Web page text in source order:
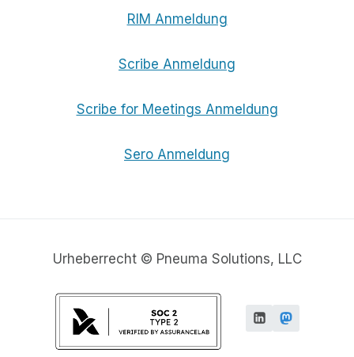
RIM Anmeldung
Scribe Anmeldung
Scribe for Meetings Anmeldung
Sero Anmeldung
Urheberrecht © Pneuma Solutions, LLC